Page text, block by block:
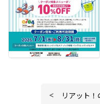
リアット